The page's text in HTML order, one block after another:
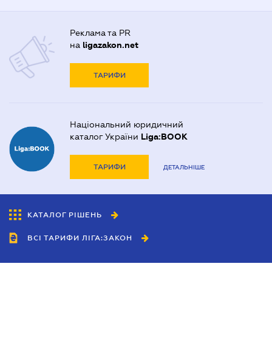
Реклама та PR
на ligazakon.net
ТАРИФИ
Національний юридичний
каталог України Liga:BOOK
ТАРИФИ ДЕТАЛЬНІШЕ
КАТАЛОГ РІШЕНЬ
ВСІ ТАРИФИ ЛІГА:ЗАКОН